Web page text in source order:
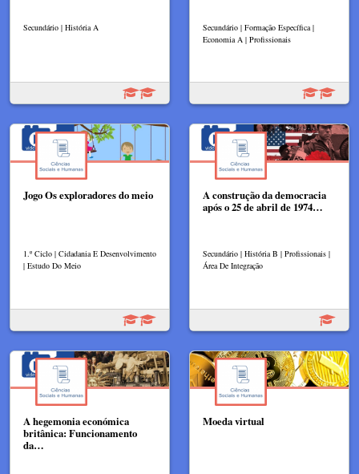
Secundário | História A
Secundário | Formação Específica |
Economia A | Profissionais
Jogo Os exploradores do meio
1.º Ciclo | Cidadania E Desenvolvimento
| Estudo Do Meio
A construção da democracia
após o 25 de abril de 1974…
Secundário | História B | Profissionais |
Área De Integração
A hegemonia económica
britânica: Funcionamento
da…
Moeda virtual